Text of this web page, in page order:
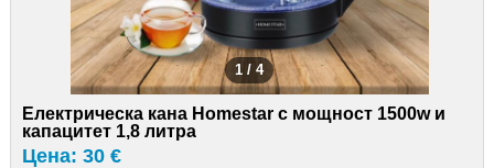
1 / 4
Електрическа кана Homestar с мощност 1500w и
капацитет 1,8 литра
Цена: 30 €